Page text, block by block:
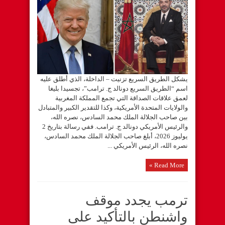
يشكل الطريق السريع تزنيت – الداخلة، الذي أطلق عليه
اسم “الطريق السريع دونالد ج. ترامب”، تجسيدا بليغا
لعمق علاقات الصداقة التي تجمع المملكة المغربية
والولايات المتحدة الأمريكية، وكذا للتقدير الكبير والمتبادل
بين صاحب الجلالة الملك محمد السادس، نصره الله،
والرئيس الأمريكي دونالد ج. ترامب. ففي رسالة بتاريخ 2
يوليوز 2026، أبلغ صاحب الجلالة الملك محمد السادس،
نصره الله، الرئيس الأمريكي ...
Read More »
ترمب يجدد موقف
واشنطن بالتأكيد على